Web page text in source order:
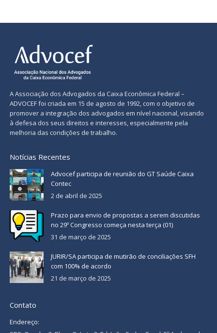
A Associação dos Advogados da Caixa Econômica Federal –
ADVOCEF foi criada em 15 de agosto de 1992, com o objetivo de
promover a integração dos advogados em nível nacional, visando
à defesa dos seus direitos e interesses, especialmente pela
melhoria das condições de trabalho.
Notícias Recentes
Advocef participa de reunião do GT Saúde Caixa
Contec
2 de abril de 2025
Prazo para envio de propostas a serem discutidas
no 29º Congresso começa nesta terça (01)
31 de março de 2025
JURIR/SA participa de mutirão de conciliações SFH
com 100% de acordo
21 de março de 2025
Contato
Endereço: